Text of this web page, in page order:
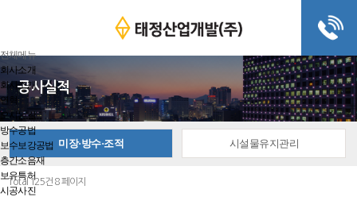
전체메뉴
회사소개
회사소개
연혁
오시는길
방수공법
보수보강공법
층간소음재
보유특허
시공사진
공사실적
미장·방수·조적 시설물유지관리
Total 125건 8 페이지